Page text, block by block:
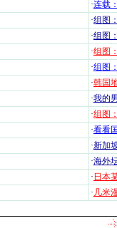
·连载
·组图
·组图
·组图
·组图
·韩国
·我的
·组图
·看看
·新加
·海外
· 日本
· 几米